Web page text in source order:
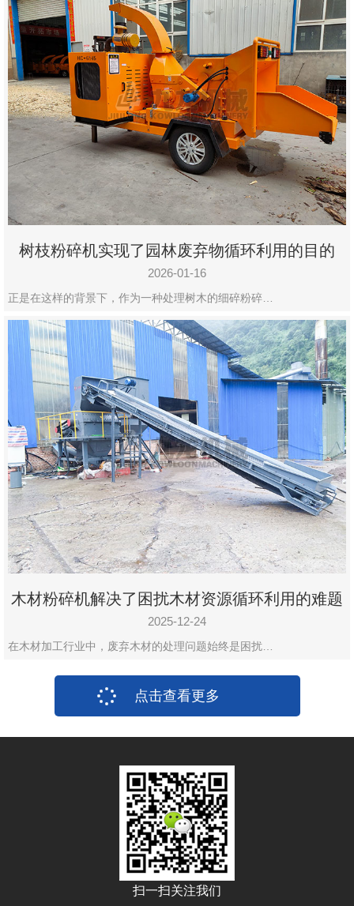
树枝粉碎机实现了园林废弃物循环利用的目的
2026-01-16
正是在这样的背景下，作为一种处理树木的细碎粉碎…
木材粉碎机解决了困扰木材资源循环利用的难题
2025-12-24
在木材加工行业中，废弃木材的处理问题始终是困扰…
点击查看更多
扫一扫关注我们